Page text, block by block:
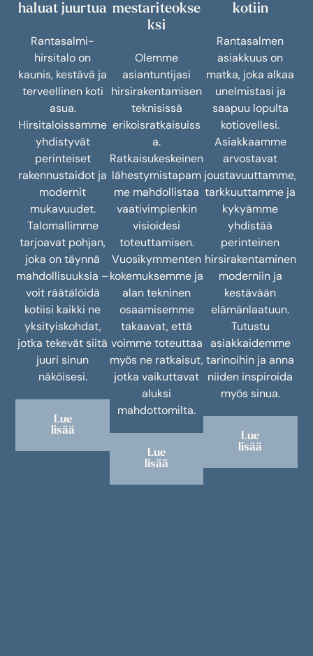
haluat juurtua
Rantasalmi-
hirsitalo on
kaunis, kestävä ja
terveellinen koti
asua.
Hirsitaloissamme
yhdistyvät
perinteiset
rakennustaidot ja
modernit
mukavuudet.
Talomallimme
tarjoavat pohjan,
joka on täynnä
mahdollisuuksia –
voit räätälöidä
kotiisi kaikki ne
yksityiskohdat,
jotka tekevät siitä
juuri sinun
näköisesi.
Lue
lisää
mestariteokse
ksi
Olemme
asiantuntijasi
hirsirakentamisen
teknisissä
erikoisratkaisuiss
a.
Ratkaisukeskeinen
lähestymistapam
me mahdollistaa
vaativimpienkin
visioidesi
toteuttamisen.
Vuosikymmenten
kokemuksemme ja
alan tekninen
osaamisemme
takaavat, että
voimme toteuttaa
myös ne ratkaisut,
jotka vaikuttavat
aluksi
mahdottomilta.
Lue
lisää
kotiin
Rantasalmen
asiakkuus on
matka, joka alkaa
unelmistasi ja
saapuu lopulta
kotiovellesi.
Asiakkaamme
arvostavat
joustavuuttamme,
tarkkuuttamme ja
kykyämme
yhdistää
perinteinen
hirsirakentaminen
moderniin ja
kestävään
elämänlaatuun.
Tutustu
asiakkaidemme
tarinoihin ja anna
niiden inspiroida
myös sinua.
Lue
lisää